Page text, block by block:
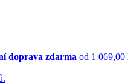
doprava zdarma od 1 069,00